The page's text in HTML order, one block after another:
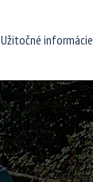
Užitočné informácie